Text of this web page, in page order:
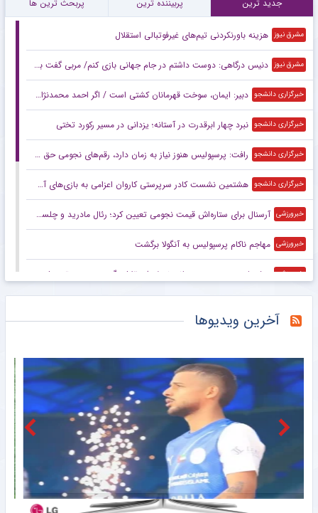
جدید ترین پربیننده ترین پربحث ترین ها
مشرق نیوز هزینه باورنکردنی تیم‌های غیرفوتبالی استقلال
مشرق نیوز دنیس درگاهی: دوست داشتم در جام جهانی بازی کنم/ مربی گفت برابر بلژیک دفاعی بازی کنید
خبرگزاری دانشجو دبیر: ایمان، سوخت قهرمانان کشتی است / اگر احمد محمدنژاد وزن کم نکند، از اردو اخراج می‌شود + فیلم
خبرگزاری دانشجو نبرد چهار ابرقدرت در آستانه؛ یزدانی در مسیر رکورد تختی
خبرگزاری دانشجو رافت: پرسپولیس هنوز نیاز به زمان دارد، رقم‌های نجومی حق بعضی بازیکنان نیست
خبرگزاری دانشجو هشتمین نشست کادر سرپرستی کاروان اعزامی به بازی‌های آسیایی ناگویا برگزار شد
خبرورزشی آرسنال برای ستاره‌اش قیمت نجومی تعیین کرد؛ رئال مادرید و چلسی آماده رقابت
خبرورزشی مهاجم ناکام پرسپولیس به آنگولا برگشت
خبرورزشی پیشنهاد عجیب به موسیمانه؛ نصف استقلال بگیر و سرمربی تیم ملی شو!
خبرورزشی پیشنهاد ۲۰۰ میلیون یورویی هم بایرن را وسوسه نمی‌کند؛ شرط انتقال اولیسه به رئال مادرید
خبرگزاری میزان والیبال جهان در انتظار جدال‌های نزدیک برای سهمیه المپیک لس‌آنجلس/ مسیر دشوار برای نمایندگان آسیا
مشرق نیوز فیلم/ توضیح تارقلی‌زاده درباره سیستم Van VAR در فوتبال ایران
پاسخ نهایی حسین‌نژاد به پرسپولیس
آخرین ویدیوها